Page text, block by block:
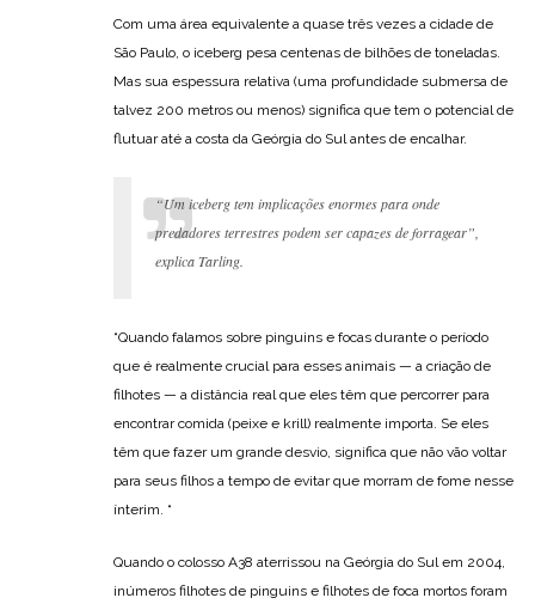
Com uma área equivalente a quase três vezes a cidade de
São Paulo, o iceberg pesa centenas de bilhões de toneladas.
Mas sua espessura relativa (uma profundidade submersa de
talvez 200 metros ou menos) significa que tem o potencial de
flutuar até a costa da Geórgia do Sul antes de encalhar.
“Um iceberg tem implicações enormes para onde
predadores terrestres podem ser capazes de forragear”,
explica Tarling.
“Quando falamos sobre pinguins e focas durante o período
que é realmente crucial para esses animais — a criação de
filhotes — a distância real que eles têm que percorrer para
encontrar comida (peixe e krill) realmente importa. Se eles
têm que fazer um grande desvio, significa que não vão voltar
para seus filhos a tempo de evitar que morram de fome nesse
ínterim. “
Quando o colosso A38 aterrissou na Geórgia do Sul em 2004,
inúmeros filhotes de pinguins e filhotes de foca mortos foram